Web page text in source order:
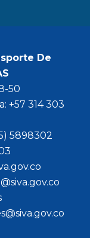
De
50
+57 314 303
5898302